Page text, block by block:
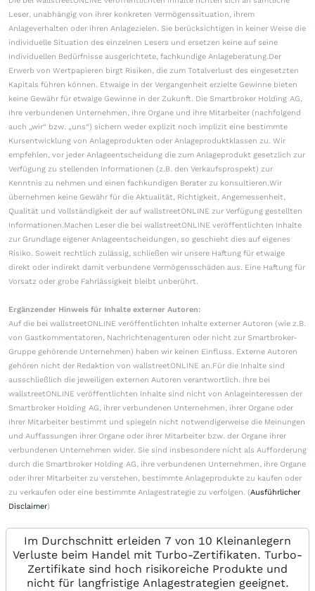
Leser, unabhängig von ihrer konkreten Vermögenssituation, ihrem
Anlageverhalten oder ihren Anlagezielen. Sie berücksichtigen in keiner Weise die
individuelle Situation des einzelnen Lesers und ersetzen keine auf seine
individuellen Bedürfnisse ausgerichtete, fachkundige Anlageberatung.Der
Erwerb von Wertpapieren birgt Risiken, die zum Totalverlust des eingesetzten
Kapitals führen können. Etwaige in der Vergangenheit erzielte Gewinne bieten
keine Gewähr für etwaige Gewinne in der Zukunft. Die Smartbroker Holding AG,
ihre verbundenen Unternehmen, ihre Organe und ihre Mitarbeiter (nachfolgend
auch „wir“ bzw. „uns“) sichern weder explizit noch implizit eine bestimmte
Kursentwicklung von Anlageprodukten oder Anlageproduktklassen zu. Wir
empfehlen, vor jeder Anlageentscheidung die zum Anlageprodukt gesetzlich zur
Verfügung zu stellenden Informationen (z.B. den Verkaufsprospekt) zur
Kenntnis zu nehmen und einen fachkundigen Berater zu konsultieren.Wir
übernehmen keine Gewähr für die Aktualität, Richtigkeit, Angemessenheit,
Qualität und Vollständigkeit der auf wallstreetONLINE zur Verfügung gestellten
Informationen.Machen Leser die bei wallstreetONLINE veröffentlichten Inhalte
zur Grundlage eigener Anlageentscheidungen, so geschieht dies auf eigenes
Risiko. Soweit rechtlich zulässig, schließen wir unsere Haftung für etwaige
direkt oder indirekt damit verbundene Vermögensschäden aus. Eine Haftung für
Vorsatz oder grobe Fahrlässigkeit bleibt unberührt.
Ergänzender Hinweis für Inhalte externer Autoren:
Auf die bei wallstreetONLINE veröffentlichten Inhalte externer Autoren (wie z.B.
von Gastkommentatoren, Nachrichtenagenturen oder nicht zur Smartbroker-
Gruppe gehörende Unternehmen) haben wir keinen Einfluss. Externe Autoren
gehören nicht der Redaktion von wallstreetONLINE an.Für die Inhalte sind
ausschließlich die jeweiligen externen Autoren verantwortlich. Ihre bei
wallstreetONLINE veröffentlichten Inhalte sind nicht von Anlageinteressen der
Smartbroker Holding AG, ihrer verbundenen Unternehmen, ihrer Organe oder
ihrer Mitarbeiter bestimmt und spiegeln nicht notwendigerweise die Meinungen
und Auffassungen ihrer Organe oder ihrer Mitarbeiter bzw. der Organe ihrer
verbundenen Unternehmen wider. Sie sind insbesondere nicht als Aufforderung
durch die Smartbroker Holding AG, ihre verbundenen Unternehmen, ihre Organe
oder ihrer Mitarbeiter zu verstehen, bestimmte Anlageprodukte zu kaufen oder
zu verkaufen oder eine bestimmte Anlagestrategie zu verfolgen. (Ausführlicher
Disclaimer)
Im Durchschnitt erleiden 7 von 10 Kleinanlegern
Verluste beim Handel mit Turbo-Zertifikaten. Turbo-
Zertifikate sind hoch risikoreiche Produkte und
nicht für langfristige Anlagestrategien geeignet.